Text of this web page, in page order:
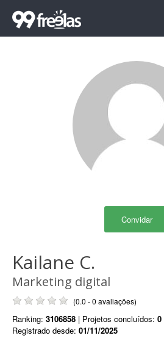
Convidar
Kailane C.
Marketing digital
(0.0 - 0 avaliações)
Ranking: 3106858 | Projetos concluídos: 0
Registrado desde: 01/11/2025